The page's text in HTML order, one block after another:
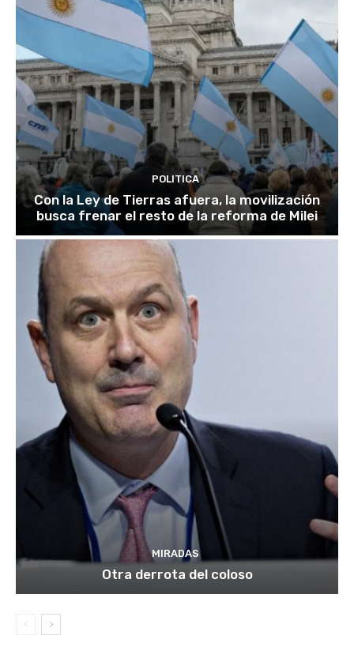
POLITICA
Con la Ley de Tierras afuera, la movilización
busca frenar el resto de la reforma de Milei
MIRADAS
Otra derrota del coloso